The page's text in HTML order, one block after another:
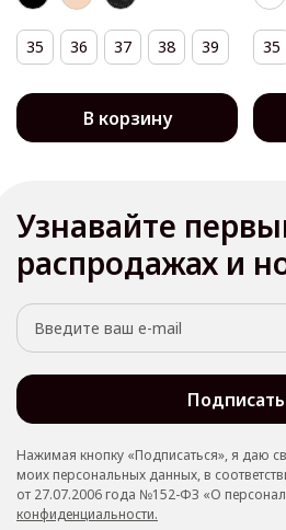
35 36 37 38 39
В корзину
35
Узнавайте
распродажах и
Нажимая кнопку «Подписаться», я даю
моих персональных данных, в
от 27.07.2006 года №152-ФЗ «О
конфиденциальности.